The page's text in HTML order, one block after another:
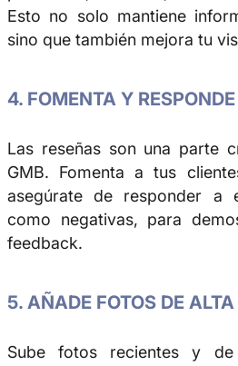
Esto no solo mantiene
sino que también mejora tu
4. FOMENTA Y
Las reseñas son una parte
GMB. Fomenta a tus
asegúrate de responder a
como negativas, para
feedback.
5. AÑADE FOTOS DE
Sube fotos recientes y